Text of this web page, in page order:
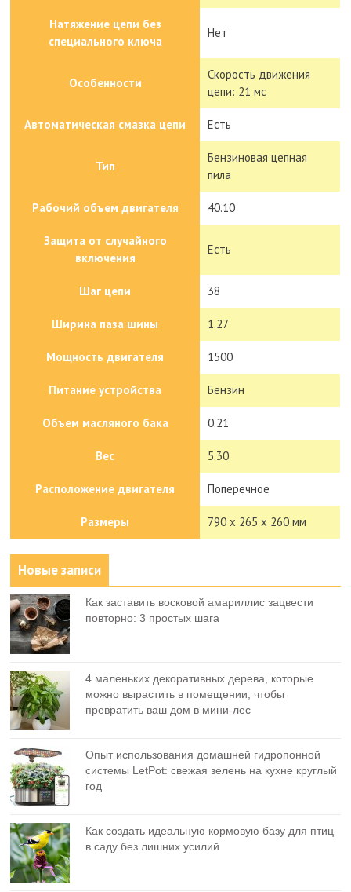
Натяжение цепи без
специального ключа
Нет
Особенности
Скорость движения
цепи: 21 мс
Автоматическая смазка цепи Есть
Тип
Бензиновая цепная
пила
Рабочий объем двигателя 40.10
Защита от случайного
включения
Есть
Шаг цепи 38
Ширина паза шины 1.27
Мощность двигателя 1500
Питание устройства Бензин
Объем масляного бака 0.21
Вес 5.30
Расположение двигателя Поперечное
Размеры 790 х 265 х 260 мм
Новые записи
Как заставить восковой амариллис зацвести
повторно: 3 простых шага
4 маленьких декоративных дерева, которые
можно вырастить в помещении, чтобы
превратить ваш дом в мини-лес
Опыт использования домашней гидропонной
системы LetPot: свежая зелень на кухне круглый
год
Как создать идеальную кормовую базу для птиц
в саду без лишних усилий